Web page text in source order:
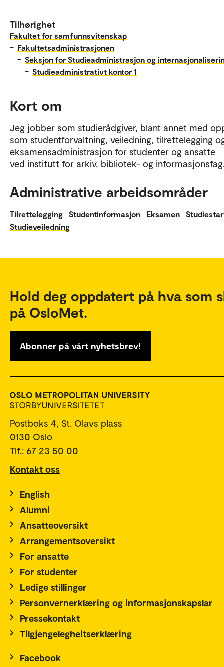
Tilhørighet
Fakultet for samfunnsvitenskap
– Fakultetsadministrasjonen
– Seksjon for Studieadministrasjon og
– Studieadministrativt kontor 1
Kort om
Jeg jobber som studierådgiver, blant annet med
som studentforvaltning, veiledning, tilrettelegging
eksamensadministrasjon for studenter og ansatte
ved institutt for arkiv, bibliotek- og
Administrative arbeidsområder
Tilrettelegging Studentinformasjon Eksamen
Studieveiledning
Hold deg oppdatert på hva som
på OsloMet.
Abonner på vårt nyhetsbrev!
Postboks 4, St. Olavs plass
0130 Oslo
Tlf.: 67 23 50 00
Kontakt oss
English
Alumni
Ansatteoversikt
Arrangementsoversikt
For ansatte
For studenter
Ledige stillinger
Personvernerklæring og informasjonskapslar
Pressekontakt
Tilgjengelegheitserklæring
Facebook